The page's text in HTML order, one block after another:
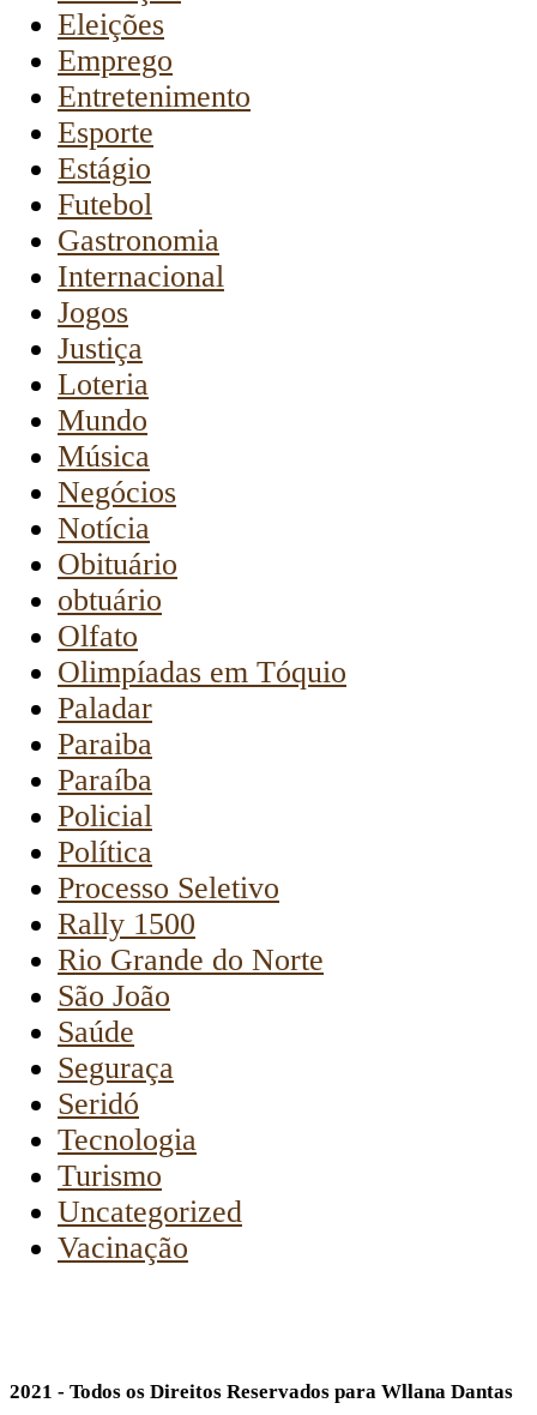
Eleições
Emprego
Entretenimento
Esporte
Estágio
Futebol
Gastronomia
Internacional
Jogos
Justiça
Loteria
Mundo
Música
Negócios
Notícia
Obituário
obtuário
Olfato
Olimpíadas em Tóquio
Paladar
Paraiba
Paraíba
Policial
Política
Processo Seletivo
Rally 1500
Rio Grande do Norte
São João
Saúde
Seguraça
Seridó
Tecnologia
Turismo
Uncategorized
Vacinação
2021 - Todos os Direitos Reservados para Wllana Dantas